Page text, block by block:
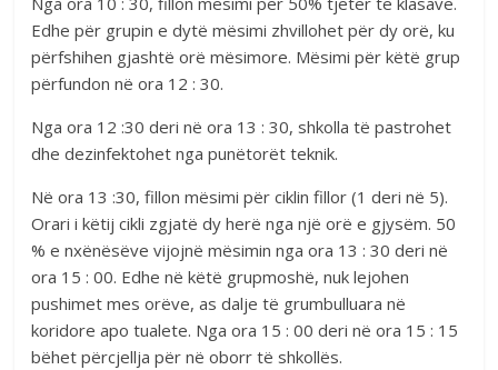
Edhe për grupin e dytë mësimi zhvillohet për dy orë, ku
përfshihen gjashtë orë mësimore. Mësimi për këtë grup
përfundon në ora 12 : 30.
Nga ora 12 :30 deri në ora 13 : 30, shkolla të pastrohet
dhe dezinfektohet nga punëtorët teknik.
Në ora 13 :30, fillon mësimi për ciklin fillor (1 deri në 5).
Orari i këtij cikli zgjatë dy herë nga një orë e gjysëm. 50
% e nxënësëve vijojnë mësimin nga ora 13 : 30 deri në
ora 15 : 00. Edhe në këtë grupmoshë, nuk lejohen
pushimet mes orëve, as dalje të grumbulluara në
koridore apo tualete. Nga ora 15 : 00 deri në ora 15 : 15
bëhet përcjellja për në oborr të shkollës.